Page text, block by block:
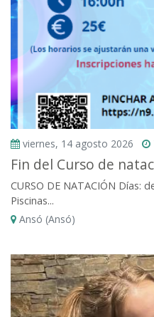
viernes, 14 agosto 2026
Fin del Curso de
CURSO DE NATACIÓN Días:
Piscinas...
Ansó (Ansó)